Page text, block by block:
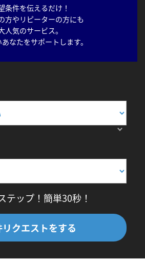
条件を伝えるだけ！
方やリピーターの方にも
人気のサービス。
なたをサポートします。
テップ！簡単30秒！
クエストをする